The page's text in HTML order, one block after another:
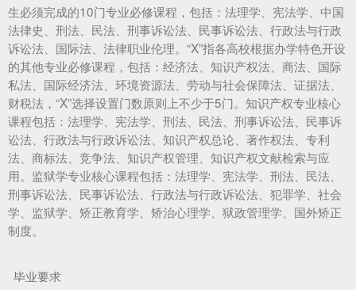
生必须完成的10门专业必修课程，包括：法理学、宪法学、中国
法律史、刑法、民法、刑事诉讼法、民事诉讼法、行政法与行政
诉讼法、国际法、法律职业伦理。“X”指各高校根据办学特色开设
的其他专业必修课程，包括：经济法、知识产权法、商法、国际
私法、国际经济法、环境资源法、劳动与社会保障法、证据法、
财税法，“X”选择设置门数原则上不少于5门。知识产权专业核心
课程包括：法理学、宪法学、刑法、民法、刑事诉讼法、民事诉
讼法、行政法与行政诉讼法、知识产权总论、著作权法、专利
法、商标法、竞争法、知识产权管理、知识产权文献检索与应
用。监狱学专业核心课程包括：法理学、宪法学、刑法、民法、
刑事诉讼法、民事诉讼法、行政法与行政诉讼法、犯罪学、社会
学、监狱学、矫正教育学、矫治心理学、狱政管理学、国外矫正
制度。
毕业要求